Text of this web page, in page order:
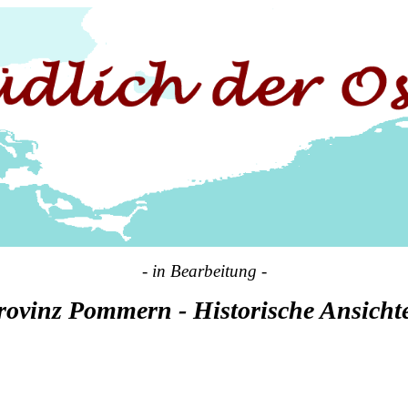
- in Bearbeitung -
Pommern - Historische